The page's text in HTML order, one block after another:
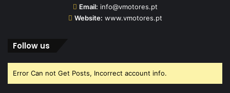
Email: info@vmotores.pt
Website: www.vmotores.pt
Follow us
Error Can not Get Posts, Incorrect account info.